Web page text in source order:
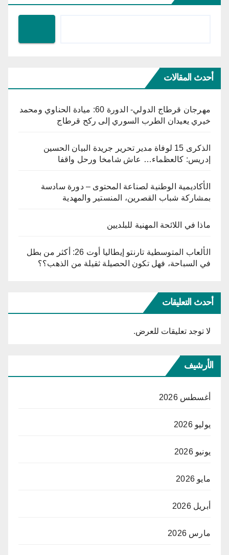
أحدث المقالات
مهرجان قرطاج الدولي- الدورة 60: ميادة الحناوي ومحمد
خيري يعيدان الطرب السوري إلى ركح قرطاج
الذكرى 15 لوفاة مدير تحرير جريدة البيان الحسين
إدريس: كالعظماء… عاش شامخا ورحل واقفا
الأكاديمية الوطنية لصناعة المحتوى – دورة سادسة
بمشاركة شباب القصرين، المنستير والمهدية
ماذا في اللائحة المهنية للبلديين
الألعاب المتوسطية تارنتو إيطاليا أوت 26: أكثر من بطل
في السباحة، فهل تكون الحصيلة ثقيلة من الذهب؟؟
أحدث التعليقات
لا توجد تعليقات للعرض.
الأرشيف
أغسطس 2026
يوليو 2026
يونيو 2026
مايو 2026
أبريل 2026
مارس 2026